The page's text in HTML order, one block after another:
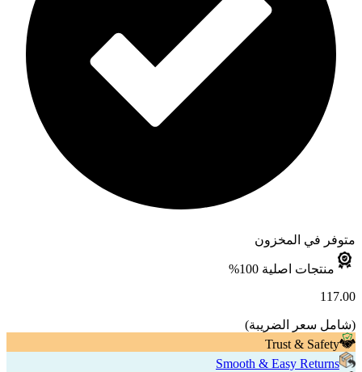
متوفر في المخزون
منتجات اصلية 100%
117.00
(شامل سعر الضريبة)
Trust & Safety
Smooth & Easy Returns